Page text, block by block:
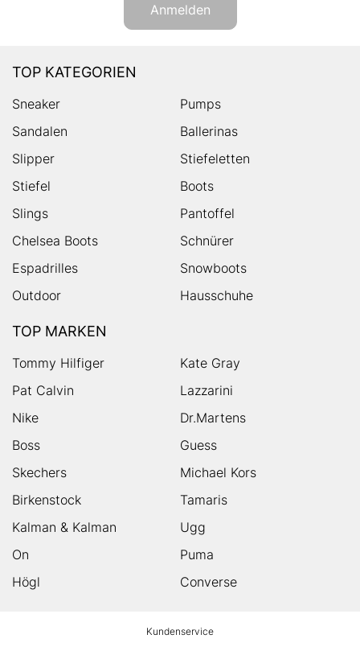
Anmelden
TOP KATEGORIEN
Sneaker
Pumps
Sandalen
Ballerinas
Slipper
Stiefeletten
Stiefel
Boots
Slings
Pantoffel
Chelsea Boots
Schnürer
Espadrilles
Snowboots
Outdoor
Hausschuhe
TOP MARKEN
Tommy Hilfiger
Kate Gray
Pat Calvin
Lazzarini
Nike
Dr.Martens
Boss
Guess
Skechers
Michael Kors
Birkenstock
Tamaris
Kalman & Kalman
Ugg
On
Puma
Högl
Converse
Kundenservice